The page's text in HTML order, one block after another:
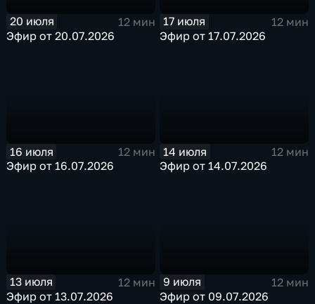
20 июля
12 мин
Эфир от 20.07.2026
17 июля
12 мин
Эфир от 17.07.2026
16 июля
12 мин
Эфир от 16.07.2026
14 июля
12 мин
Эфир от 14.07.2026
13 июля
12 мин
Эфир от 13.07.2026
9 июля
12 мин
Эфир от 09.07.2026